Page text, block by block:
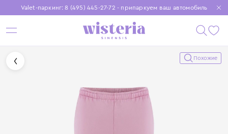
Valet-паркинг: 8 (495) 445-27-72 - припаркуем ваш автомобиль
Бесплатная доставка при заказе от 15 000 ₽
Установите приложение, чтобы покупки были еще удобнее
Похожие